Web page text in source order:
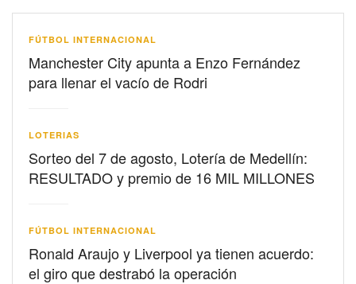
FÚTBOL INTERNACIONAL
Manchester City apunta a Enzo Fernández
para llenar el vacío de Rodri
LOTERIAS
Sorteo del 7 de agosto, Lotería de Medellín:
RESULTADO y premio de 16 MIL MILLONES
FÚTBOL INTERNACIONAL
Ronald Araujo y Liverpool ya tienen acuerdo:
el giro que destrabó la operación